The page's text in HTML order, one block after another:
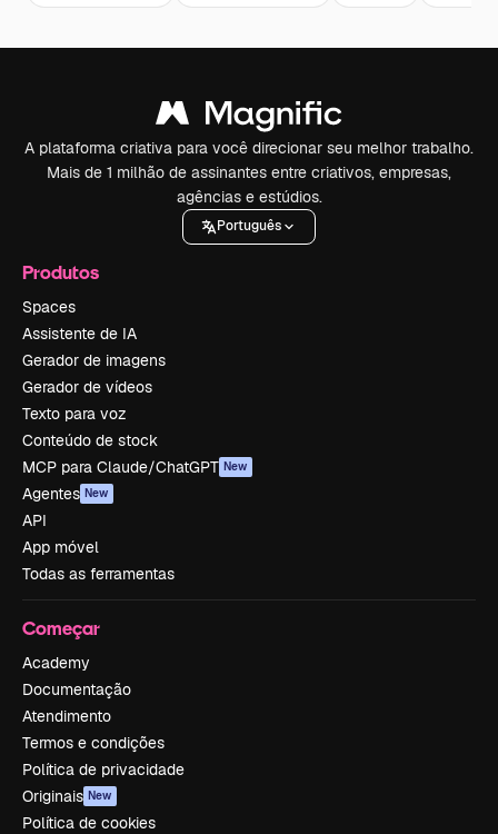
A plataforma criativa para você direcionar seu melhor trabalho.
Mais de 1 milhão de assinantes entre criativos, empresas,
agências e estúdios.
Português
Produtos
Spaces
Assistente de IA
Gerador de imagens
Gerador de vídeos
Texto para voz
Conteúdo de stock
MCP para Claude/ChatGPT New
Agentes New
API
App móvel
Todas as ferramentas
Começar
Academy
Documentação
Atendimento
Termos e condições
Política de privacidade
Originais New
Política de cookies